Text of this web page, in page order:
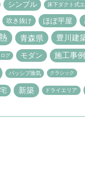
シンプル 床下ダクト式
吹き抜け ほぼ平屋
青森県 豊川建
グ モダン 施工事例
パッシブ換気 クラシック
新築 ドライエリア